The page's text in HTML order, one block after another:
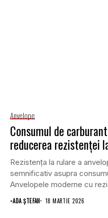
Anvelope
Consumul de
reducerea rezistenței
Rezistența la rulare a
semnificativ asupra
Anvelopele moderne cu
•ADA ȘTEFAN 18 MARTIE 2026